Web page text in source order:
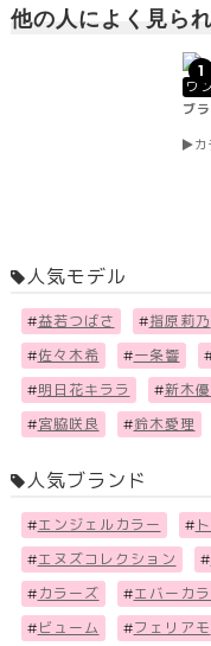
他の人によく見ら
1
ワ
ブ
人気モデル
#益若つばさ #指原莉乃
#佐々木希 #一条響
#明日花キララ #新木
#宮脇咲良 #鈴木愛理
人気ブランド
#エンジェルカラー #
#エヌズコレクション #
# カラーズ #エバーカ
# ビューム #フェリアモ